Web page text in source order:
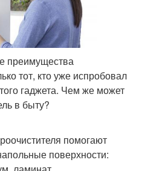
преимущества
тот, кто уже испробовал
гаджета. Чем же может
в быту?
помогают
поверхности: